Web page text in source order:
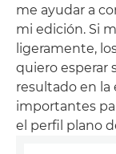
me ayudar a
mi edición. Si
ligeramente,
quiero esperar
resultado en la
importantes
el perfil plano